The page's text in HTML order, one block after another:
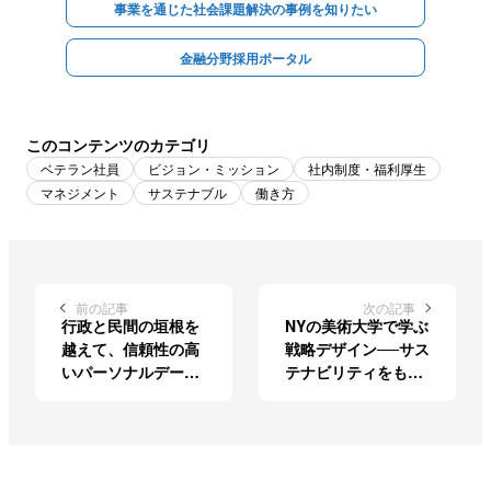
事業を通じた社会課題解決の事例を知りたい
金融分野採用ポータル
このコンテンツのカテゴリ
ベテラン社員 ビジョン・ミッション
社内制度・福利厚生
マネジメント
サステナブル 働き方
前の記事
行政と民間の垣根を
越えて、信頼性の高
いパーソナルデータ
次の記事
NYの美術大学で学ぶ
戦略デザイン──サス
テナビリティをもっ